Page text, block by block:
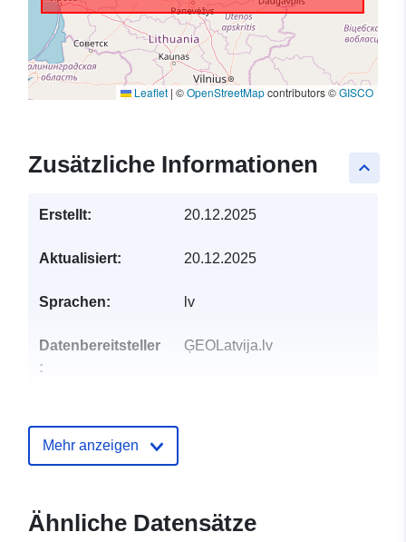
Leaflet | ©OpenStreetMapcontributors ©GISCO
keyboard_arrow_up
Zusätzliche Informationen
Erstellt: 20.12.2025
Aktualisiert: 20.12.2025
Sprachen: lv
Datenbereitsteller
:
ĢEOLatvija.lv
eiten:
Aktualisiert auf data.europa.eu:
Mehr anzeigen
Ähnliche Datensätze